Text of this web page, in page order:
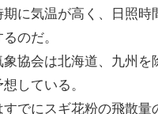
期に気温が高く、日照
のだ。
象協会は北海道、九州
している。
でにスギ花粉の飛散